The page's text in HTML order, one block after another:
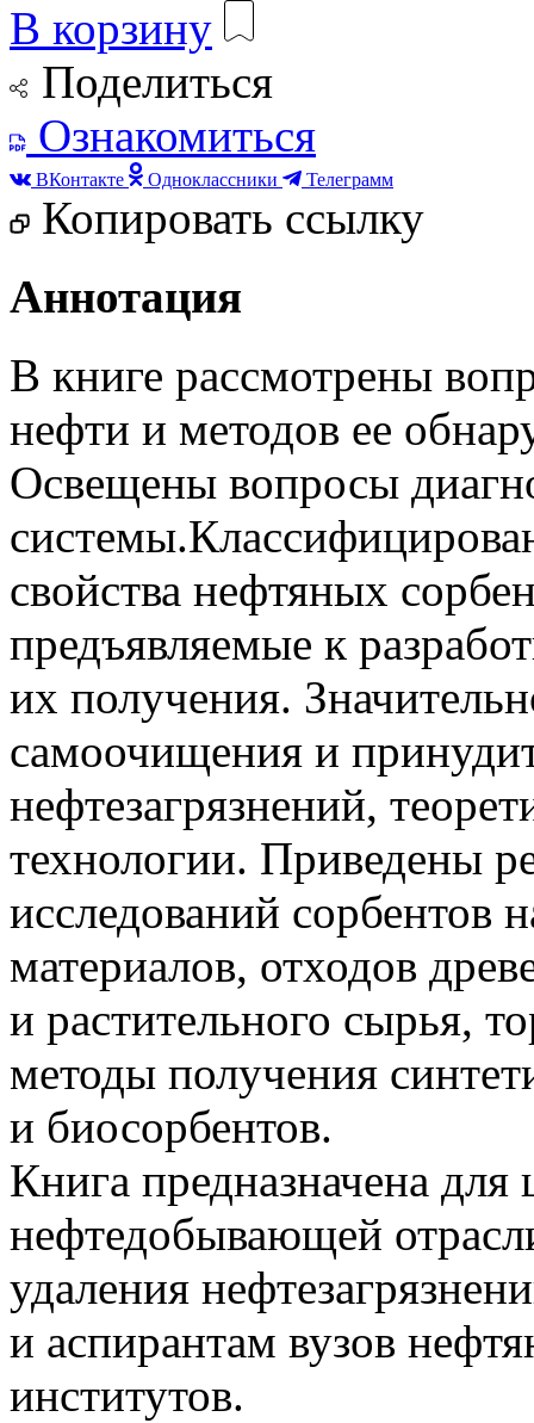
В корзину
Поделиться
Ознакомиться
ВКонтакте Одноклассники Телеграмм
Копировать ссылку
Аннотация
В книге рассмотрены
нефти и методов ее
Освещены вопросы
свойства нефтяных
предъявляемые к
их получения.
самоочищения и
нефтезагрязнений,
технологии. Приведены
исследований сорбентов
материалов, отходов
и растительного сырья,
методы получения
и биосорбентов.
Книга предназначена для
нефтедобывающей
удаления
и аспирантам вузов
институтов.